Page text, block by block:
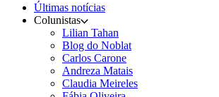
Últimas notícias
Colunistas
Lilian Tahan
Blog do Noblat
Carlos Carone
Andreza Matais
Claudia Meireles